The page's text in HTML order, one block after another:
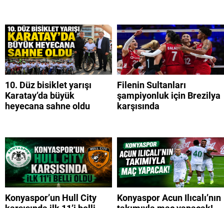
10. Düz bisiklet yarışı
Karatay’da büyük
heyecana sahne oldu
Filenin Sultanları
şampiyonluk için Brezilya
karşısında
Konyaspor’un Hull City
Konyaspor Acun Ilıcalı’nın